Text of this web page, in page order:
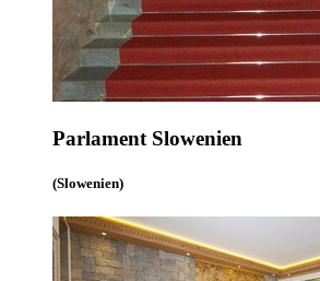
Parlament Slowenien
(Slowenien)